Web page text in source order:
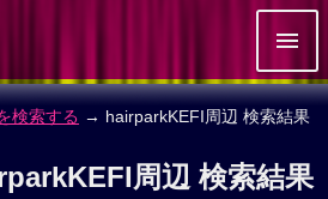
検索する → hairparkKEFI周辺 検索結果
周辺 検索結果